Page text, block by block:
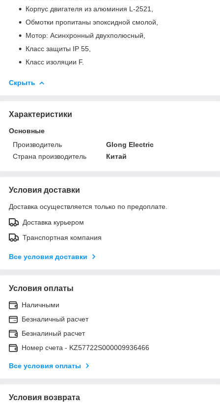
Корпус двигателя из алюминия L-2521,
Обмотки пропитаны эпоксидной смолой,
Мотор: Асинхронный двухполюсный,
Класс защиты IP 55,
Класс изоляции F.
Скрыть
Характеристики
Основные
Производитель
Glong Electric
Страна производитель
Китай
Условия доставки
Доставка осуществляется только по предоплате.
Доставка курьером
Транспортная компания
Все условия доставки
Условия оплаты
Наличными
Безналичный расчет
Безналиный расчет
Номер счета - KZ57722S000009936466
Все условия оплаты
Условия возврата